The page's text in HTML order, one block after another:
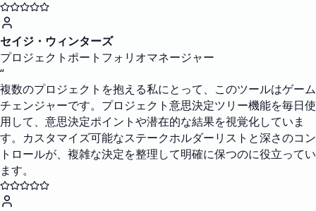
セイジ・ウィンターズ
プロジェクトポートフォリオマネージャー
“
複数のプロジェクトを抱える私にとって、このツールはゲーム
チェンジャーです。プロジェクト意思決定ツリー機能を毎日使
用して、意思決定ポイントや潜在的な結果を視覚化していま
す。カスタマイズ可能なステークホルダーリストと深さのコン
トロールが、複雑な決定を整理して明確に保つのに役立ってい
ます。